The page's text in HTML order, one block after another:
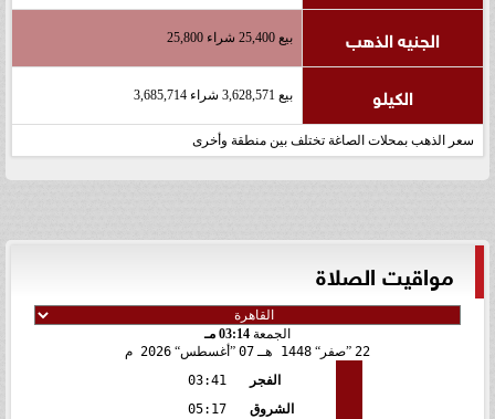
الجنيه الذهب بيع 25,400 شراء 25,800
الكيلو بيع 3,628,571 شراء 3,685,714
سعر الذهب بمحلات الصاغة تختلف بين منطقة وأخرى
مواقيت الصلاة
الجمعة 03:14 مـ
22 صفر 1448 هـ 07 أغسطس 2026 م
الفجر
03:41
الشروق
05:17